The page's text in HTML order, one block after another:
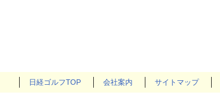
日経ゴルフTOP 会社案内 サイトマップ